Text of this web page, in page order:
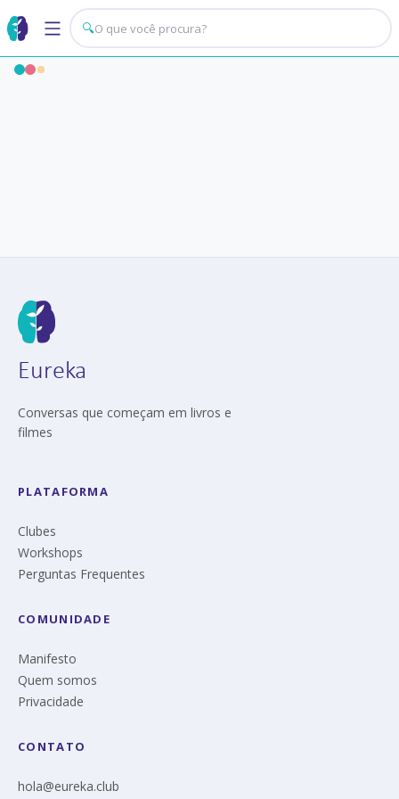
🔍
Eureka
Conversas que começam em livros e
filmes
PLATAFORMA
Clubes
Workshops
Perguntas Frequentes
COMUNIDADE
Manifesto
Quem somos
Privacidade
CONTATO
hola@eureka.club